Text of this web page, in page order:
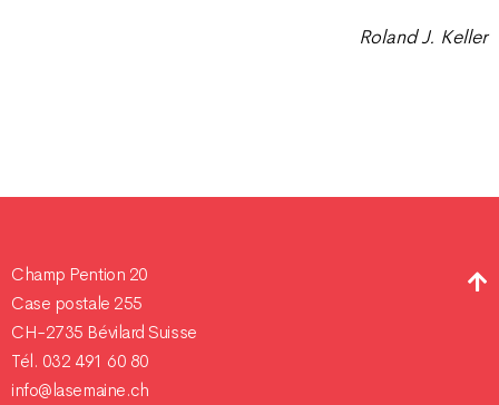
Roland J. Keller
Champ Pention 20
Case postale 255
CH-2735 Bévilard Suisse
Tél. 032 491 60 80
info@lasemaine.ch